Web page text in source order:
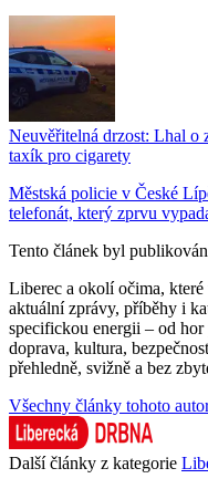
Neuvěřitelná drzost: Lhal o
taxík pro cigarety
Městská policie v České
telefonát, který zprvu
Tento článek byl
Liberec a okolí očima,
aktuální zprávy, příběhy i
specifickou energii – od hor
doprava, kultura,
přehledně, svižně a bez
Všechny články tohoto
Další články z kategorie